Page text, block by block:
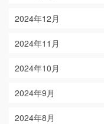
2024年12月
2024年11月
2024年10月
2024年9月
2024年8月